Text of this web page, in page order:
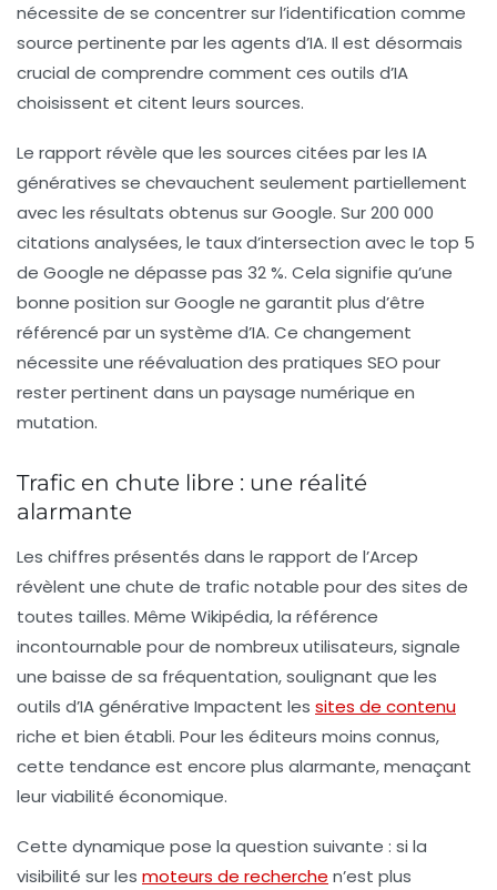
nécessite de se concentrer sur l’identification comme
source pertinente par les agents d’IA. Il est désormais
crucial de comprendre comment ces outils d’IA
choisissent et citent leurs sources.
Le rapport révèle que les sources citées par les IA
génératives se chevauchent seulement partiellement
avec les résultats obtenus sur Google. Sur 200 000
citations analysées, le taux d’intersection avec le top 5
de Google ne dépasse pas 32 %. Cela signifie qu’une
bonne position sur Google ne garantit plus d’être
référencé par un système d’IA. Ce changement
nécessite une réévaluation des pratiques SEO pour
rester pertinent dans un paysage numérique en
mutation.
Trafic en chute libre : une réalité
alarmante
Les chiffres présentés dans le rapport de l’Arcep
révèlent une chute de trafic notable pour des sites de
toutes tailles. Même Wikipédia, la référence
incontournable pour de nombreux utilisateurs, signale
une baisse de sa fréquentation, soulignant que les
outils d’IA générative Impactent les sites de contenu
riche et bien établi. Pour les éditeurs moins connus,
cette tendance est encore plus alarmante, menaçant
leur viabilité économique.
Cette dynamique pose la question suivante : si la
visibilité sur les moteurs de recherche n’est plus